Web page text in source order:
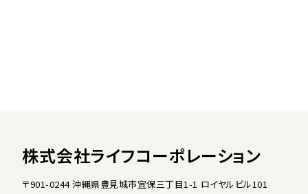
株式会社ライフコーポレーション
〒901-0244 沖縄県豊見城市宜保三丁目1-1 ロイヤルビル101